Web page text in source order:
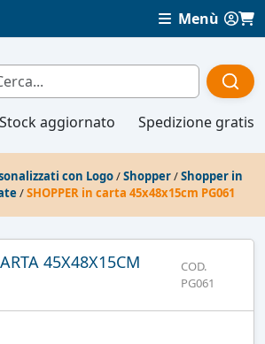
Menù
Stock aggiornato Spedizione gratis
con Logo/Shopper/Shopper in
/SHOPPER in carta 45x48x15cm PG061
45X48X15CM
COD.
PG061